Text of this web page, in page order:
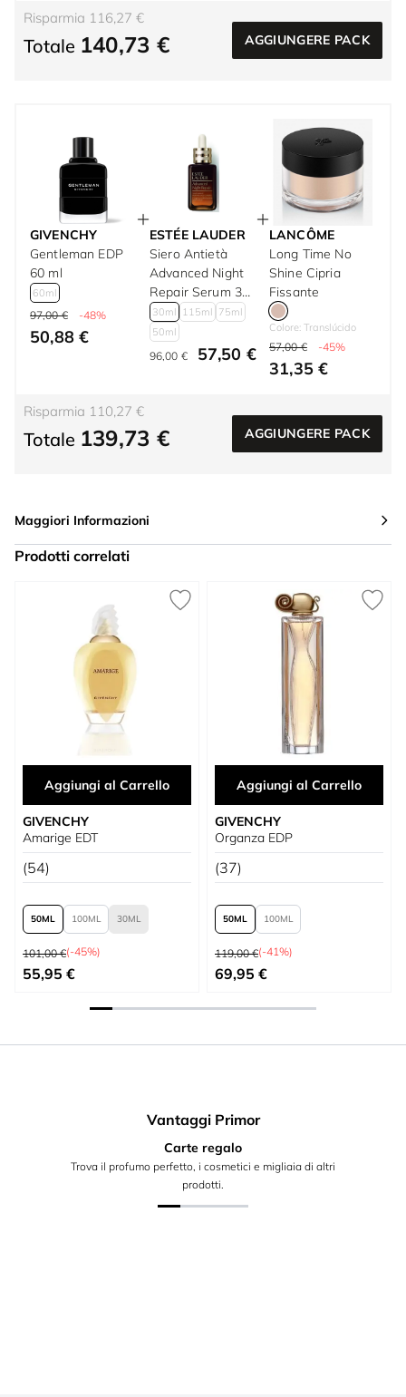
Risparmia 116,27 €
Totale 140,73 € AGGIUNGERE PACK
GIVENCHY
Gentleman EDP
60 ml
60ml
97,00 € -48%
50,88 €
ESTÉE LAUDER
Siero Antietà
Advanced Night
Repair Serum 30
ml
30ml 115ml 75ml
50ml
96,00 € 57,50 €
LANCÔME
Long Time No
Shine Cipria
Fissante
Colore: Translúcido
57,00 € -45%
31,35 €
Risparmia 110,27 €
Totale 139,73 € AGGIUNGERE PACK
Maggiori Informazioni
Prodotti correlati
Aggiungi al Carrello
GIVENCHY
Amarige EDT
(54)
30
50 100
Prezzo predefinito
101,00 €(-45%)
A partire da
55,95 €
Aggiungi al Carrello
GIVENCHY
Organza EDP
(37)
50 100
Prezzo predefinito
119,00 €(-41%)
A partire da
69,95 €
Vantaggi Primor
Carte regalo
Trova il profumo perfetto, i cosmetici e migliaia di altri
prodotti.